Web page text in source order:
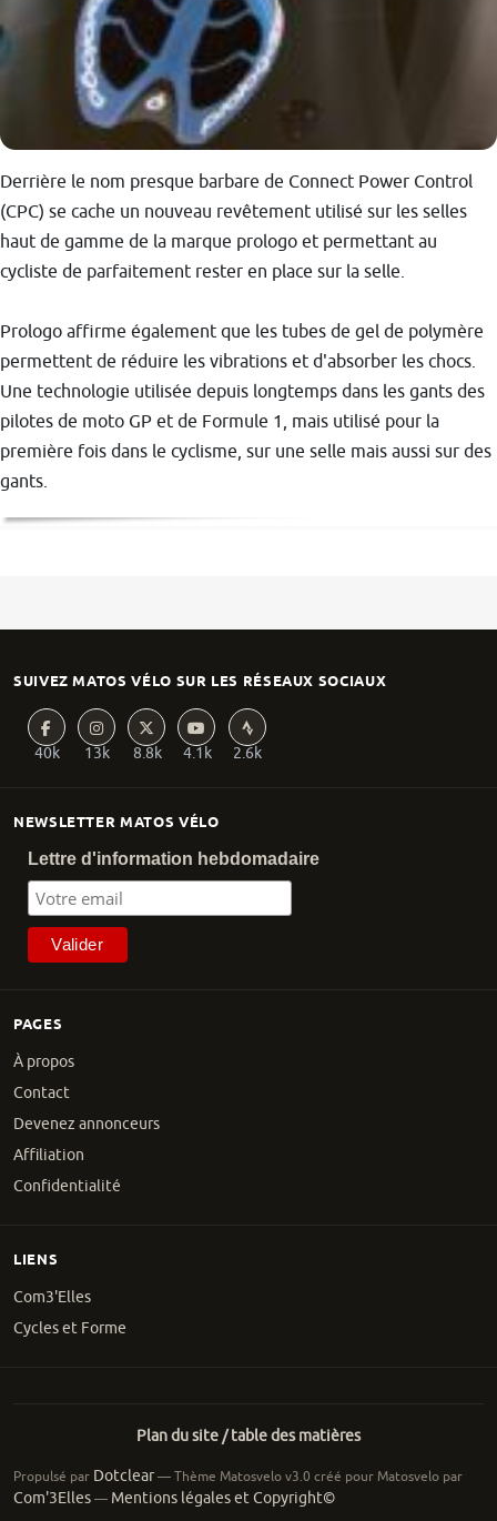
Derrière le nom presque barbare de Connect Power Control
(CPC) se cache un nouveau revêtement utilisé sur les selles
haut de gamme de la marque prologo et permettant au
cycliste de parfaitement rester en place sur la selle.
Prologo affirme également que les tubes de gel de polymère
permettent de réduire les vibrations et d'absorber les chocs.
Une technologie utilisée depuis longtemps dans les gants des
pilotes de moto GP et de Formule 1, mais utilisé pour la
première fois dans le cyclisme, sur une selle mais aussi sur des
gants.
PAGES
À propos
Contact
Devenez annonceurs
Affiliation
Confidentialité
NEWSLETTER MATOS VÉLO
Lettre d'information hebdomadaire
SUIVEZ MATOS VÉLO SUR LES RÉSEAUX SOCIAUX
40k 13k 8.8k 4.1k 2.6k
LIENS
Com3'Elles
Cycles et Forme
Plan du site / table des matières
Propulsé par Dotclear— Thème Matosvelo v3.0 créé pour Matosvelo par
Com'3Elles— Mentions légales et Copyright©